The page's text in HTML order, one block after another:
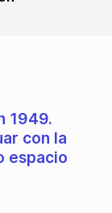
1949.
con la
espacio